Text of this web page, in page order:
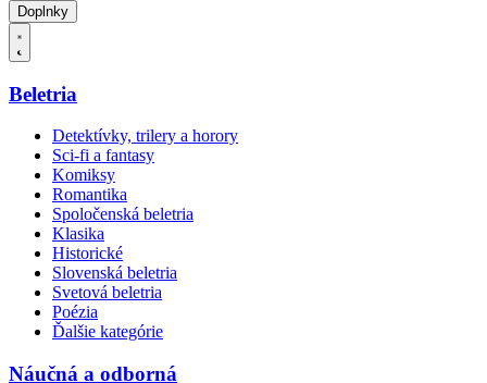
Doplnky
Beletria
Detektívky, trilery a horory
Sci-fi a fantasy
Komiksy
Romantika
Spoločenská beletria
Klasika
Historické
Slovenská beletria
Svetová beletria
Poézia
Ďalšie kategórie
Náučná a odborná